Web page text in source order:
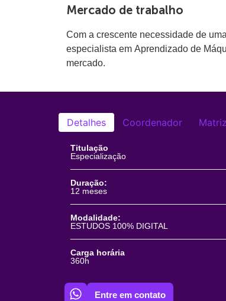
Mercado de trabalho
Com a crescente necessidade de
especialista em Aprendizado de
mercado.
Detalhes Coordenador
Titulação
Especialização
Duração:
12 meses
Modalidade:
ESTUDOS 100% DIGITAL
Carga horária
360h
Entre em contato